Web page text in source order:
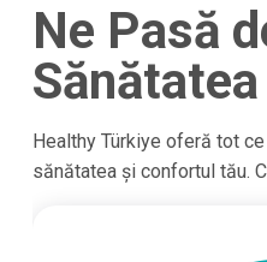
Ne Pasă
Sănătatea
Healthy Türkiye oferă tot
sănătatea și confortul tău.